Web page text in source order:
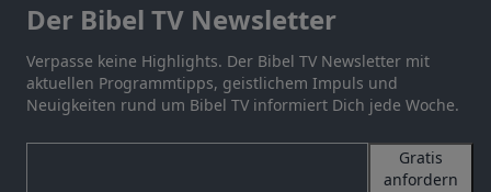
Der Bibel TV Newsletter
Verpasse keine Highlights. Der Bibel TV Newsletter mit
aktuellen Programmtipps, geistlichem Impuls und
Neuigkeiten rund um Bibel TV informiert Dich jede Woche.
Gratis
anfordern